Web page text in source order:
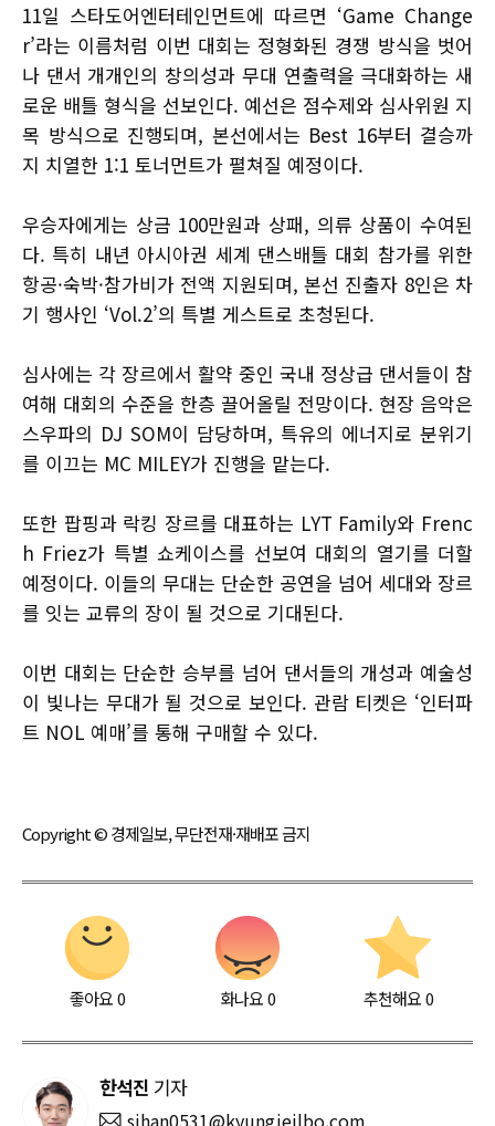
11일 스타도어엔터테인먼트에 따르면 ‘Game Change
r’라는 이름처럼 이번 대회는 정형화된 경쟁 방식을 벗어
나 댄서 개개인의 창의성과 무대 연출력을 극대화하는 새
로운 배틀 형식을 선보인다. 예선은 점수제와 심사위원 지
목 방식으로 진행되며, 본선에서는 Best 16부터 결승까
지 치열한 1:1 토너먼트가 펼쳐질 예정이다.
우승자에게는 상금 100만원과 상패, 의류 상품이 수여된
다. 특히 내년 아시아권 세계 댄스배틀 대회 참가를 위한
항공·숙박·참가비가 전액 지원되며, 본선 진출자 8인은 차
기 행사인 ‘Vol.2’의 특별 게스트로 초청된다.
심사에는 각 장르에서 활약 중인 국내 정상급 댄서들이 참
여해 대회의 수준을 한층 끌어올릴 전망이다. 현장 음악은
스우파의 DJ SOM이 담당하며, 특유의 에너지로 분위기
를 이끄는 MC MILEY가 진행을 맡는다.
또한 팝핑과 락킹 장르를 대표하는 LYT Family와 Frenc
h Friez가 특별 쇼케이스를 선보여 대회의 열기를 더할
예정이다. 이들의 무대는 단순한 공연을 넘어 세대와 장르
를 잇는 교류의 장이 될 것으로 기대된다.
이번 대회는 단순한 승부를 넘어 댄서들의 개성과 예술성
이 빛나는 무대가 될 것으로 보인다. 관람 티켓은 ‘인터파
트 NOL 예매’를 통해 구매할 수 있다.
Copyright © 경제일보, 무단전재·재배포 금지
좋아요0 화나요0 추천해요 0
한석진 기자
sjhan0531@kyungjeilbo.com